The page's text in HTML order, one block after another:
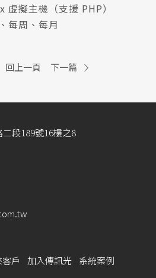
虛擬主機（支援 PHP）
每周、每月
回上一頁 下一篇
段189號16樓之8
戶 加入傳訊光
系統案例